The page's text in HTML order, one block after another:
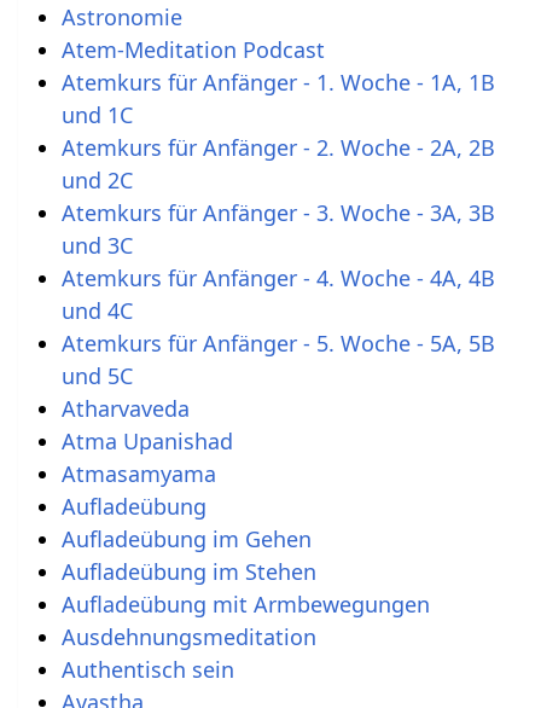
Astronomie
Atem-Meditation Podcast
Atemkurs für Anfänger - 1. Woche - 1A, 1B
und 1C
Atemkurs für Anfänger - 2. Woche - 2A, 2B
und 2C
Atemkurs für Anfänger - 3. Woche - 3A, 3B
und 3C
Atemkurs für Anfänger - 4. Woche - 4A, 4B
und 4C
Atemkurs für Anfänger - 5. Woche - 5A, 5B
und 5C
Atharvaveda
Atma Upanishad
Atmasamyama
Aufladeübung
Aufladeübung im Gehen
Aufladeübung im Stehen
Aufladeübung mit Armbewegungen
Ausdehnungsmeditation
Authentisch sein
Avastha